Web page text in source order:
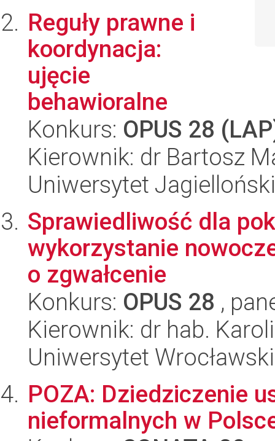
Reguły prawne i
koordynacja:
ujęcie
behawioralne
Konkurs: OPUS 28
Kierownik: dr Bartosz
Uniwersytet Jagielloński
Sprawiedliwość dla
wykorzystanie
o zgwałcenie
Konkurs: OPUS 28 ,
Kierownik: dr hab.
Uniwersytet Wrocławski
POZA: Dziedziczenie
nieformalnych w